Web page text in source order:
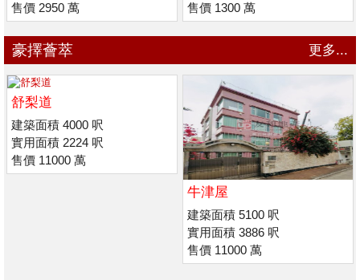
售價 2950 萬
售價 1300 萬
豪擇薈萃 更多...
舒梨道
建築面積 4000 呎
實用面積 2224 呎
售價 11000 萬
牛津屋
建築面積 5100 呎
實用面積 3886 呎
售價 11000 萬